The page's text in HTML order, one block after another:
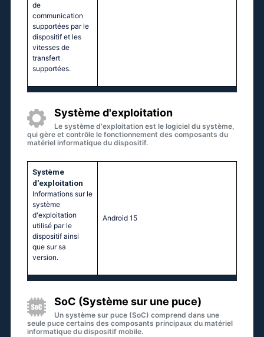
de
communication
supportées par le
dispositif et les
vitesses de
transfert
supportées.
Système d'exploitation
Le système d'exploitation est le logiciel du système,
qui gère et contrôle le fonctionnement des composants du
matériel informatique du dispositif.
Système
d'exploitation
Informations sur le
système
d'exploitation
utilisé par le
dispositif ainsi
que sur sa
version.
Android 15
SoC (Système sur une puce)
Un système sur puce (SoC) comprend dans une
seule puce certains des composants principaux du matériel
informatique du dispositif mobile.